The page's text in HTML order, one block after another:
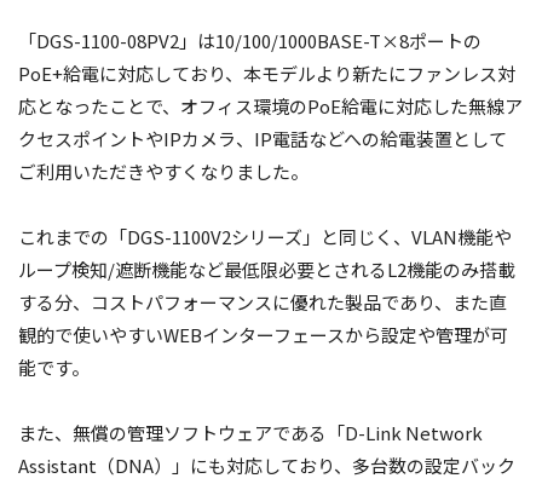
「DGS-1100-08PV2」は10/100/1000BASE-T×8ポートの
PoE+給電に対応しており、本モデルより新たにファンレス対
応となったことで、オフィス環境のPoE給電に対応した無線ア
クセスポイントやIPカメラ、IP電話などへの給電装置として
ご利用いただきやすくなりました。
これまでの「DGS-1100V2シリーズ」と同じく、VLAN機能や
ループ検知/遮断機能など最低限必要とされるL2機能のみ搭載
する分、コストパフォーマンスに優れた製品であり、また直
観的で使いやすいWEBインターフェースから設定や管理が可
能です。
また、無償の管理ソフトウェアである「D-Link Network
Assistant（DNA）」にも対応しており、多台数の設定バック